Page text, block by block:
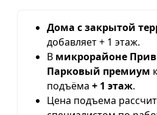
Дома с закрытой
добавляет + 1 этаж.
В микрорайоне
Парковый премиум
подъёма + 1 этаж.
Цена подъема